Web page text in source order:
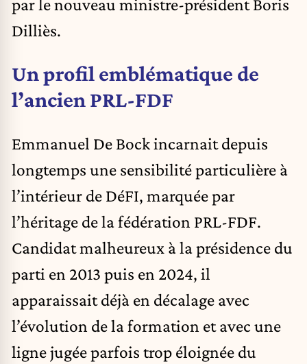
par le nouveau ministre-président Boris
Dilliès.
Un profil emblématique de
l’ancien PRL-FDF
Emmanuel De Bock incarnait depuis
longtemps une sensibilité particulière à
l’intérieur de DéFI, marquée par
l’héritage de la fédération PRL-FDF.
Candidat malheureux à la présidence du
parti en 2013 puis en 2024, il
apparaissait déjà en décalage avec
l’évolution de la formation et avec une
ligne jugée parfois trop éloignée du